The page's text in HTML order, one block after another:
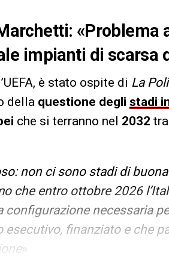
«Problema
impianti di scarsa
è stato ospite di La
della questione degli stadi
che si terranno nel 2032
non ci sono stadi di
che entro ottobre 2026
configurazione necessaria
finanziato e che
»